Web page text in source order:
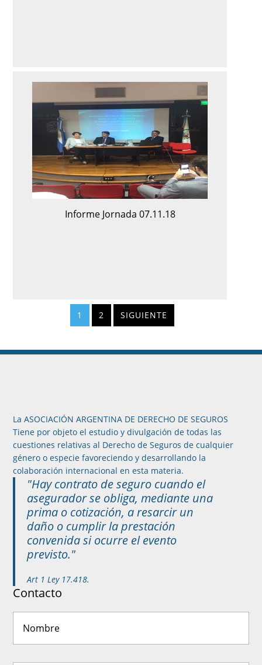
Informe Jornada 07.11.18
1 2 SIGUIENTE
La ASOCIACIÓN ARGENTINA DE DERECHO DE SEGUROS
Tiene por objeto el estudio y divulgación de todas las
cuestiones relativas al Derecho de Seguros de cualquier
género o especie favoreciendo y desarrollando la
colaboración internacional en esta materia.
"Hay contrato de seguro cuando el
asegurador se obliga, mediante una
prima o cotización, a resarcir un
daño o cumplir la prestación
convenida si ocurre el evento
previsto."
Art 1 Ley 17.418.
Contacto